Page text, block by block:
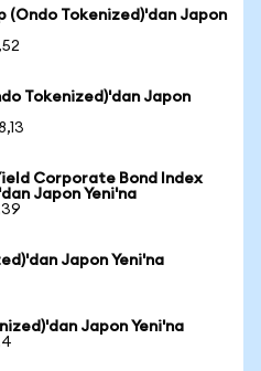
(Ondo Tokenized)'dan Japon
Tokenized)'dan Japon
Corporate Bond Index
Japon Yeni'na
Japon Yeni'na
Japon Yeni'na